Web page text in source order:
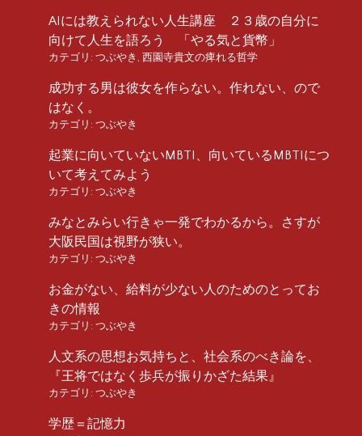
AIには教えられない人生講座 ２３歳の自分に
向けて人生を語ろう 「やる気と貨幣」
カテゴリ: つぶやき 西園寺貴文の痺れる哲学
成功する男は彼女を作らない。作れない、ので
はなく。
カテゴリ: つぶやき
起業に向いていないMBTI、向いているMBTIにつ
いて考えてみよう
カテゴリ: つぶやき
みなとみらい行きゃ一発でわかるから。さすが
大阪民国は視野が狭い。
カテゴリ: つぶやき
お金がない、給料が少ない人のためのとってお
きの情報
カテゴリ: つぶやき
人文系の思想お気持ちと、社会系のべき論を、
『王将ではなく歩兵が振りかざた結果』
カテゴリ: つぶやき
学歴＝記憶力